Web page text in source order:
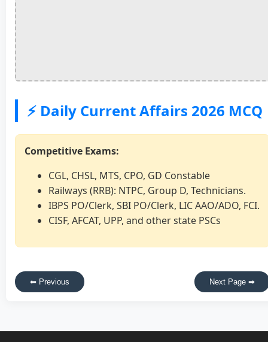
⚡ Daily Current Affairs 2026 MCQ
Competitive Exams:
CGL, CHSL, MTS, CPO, GD Constable
Railways (RRB): NTPC, Group D, Technicians.
IBPS PO/Clerk, SBI PO/Clerk, LIC AAO/ADO, FCI.
CISF, AFCAT, UPP, and other state PSCs
⬅ Previous Next Page ➡